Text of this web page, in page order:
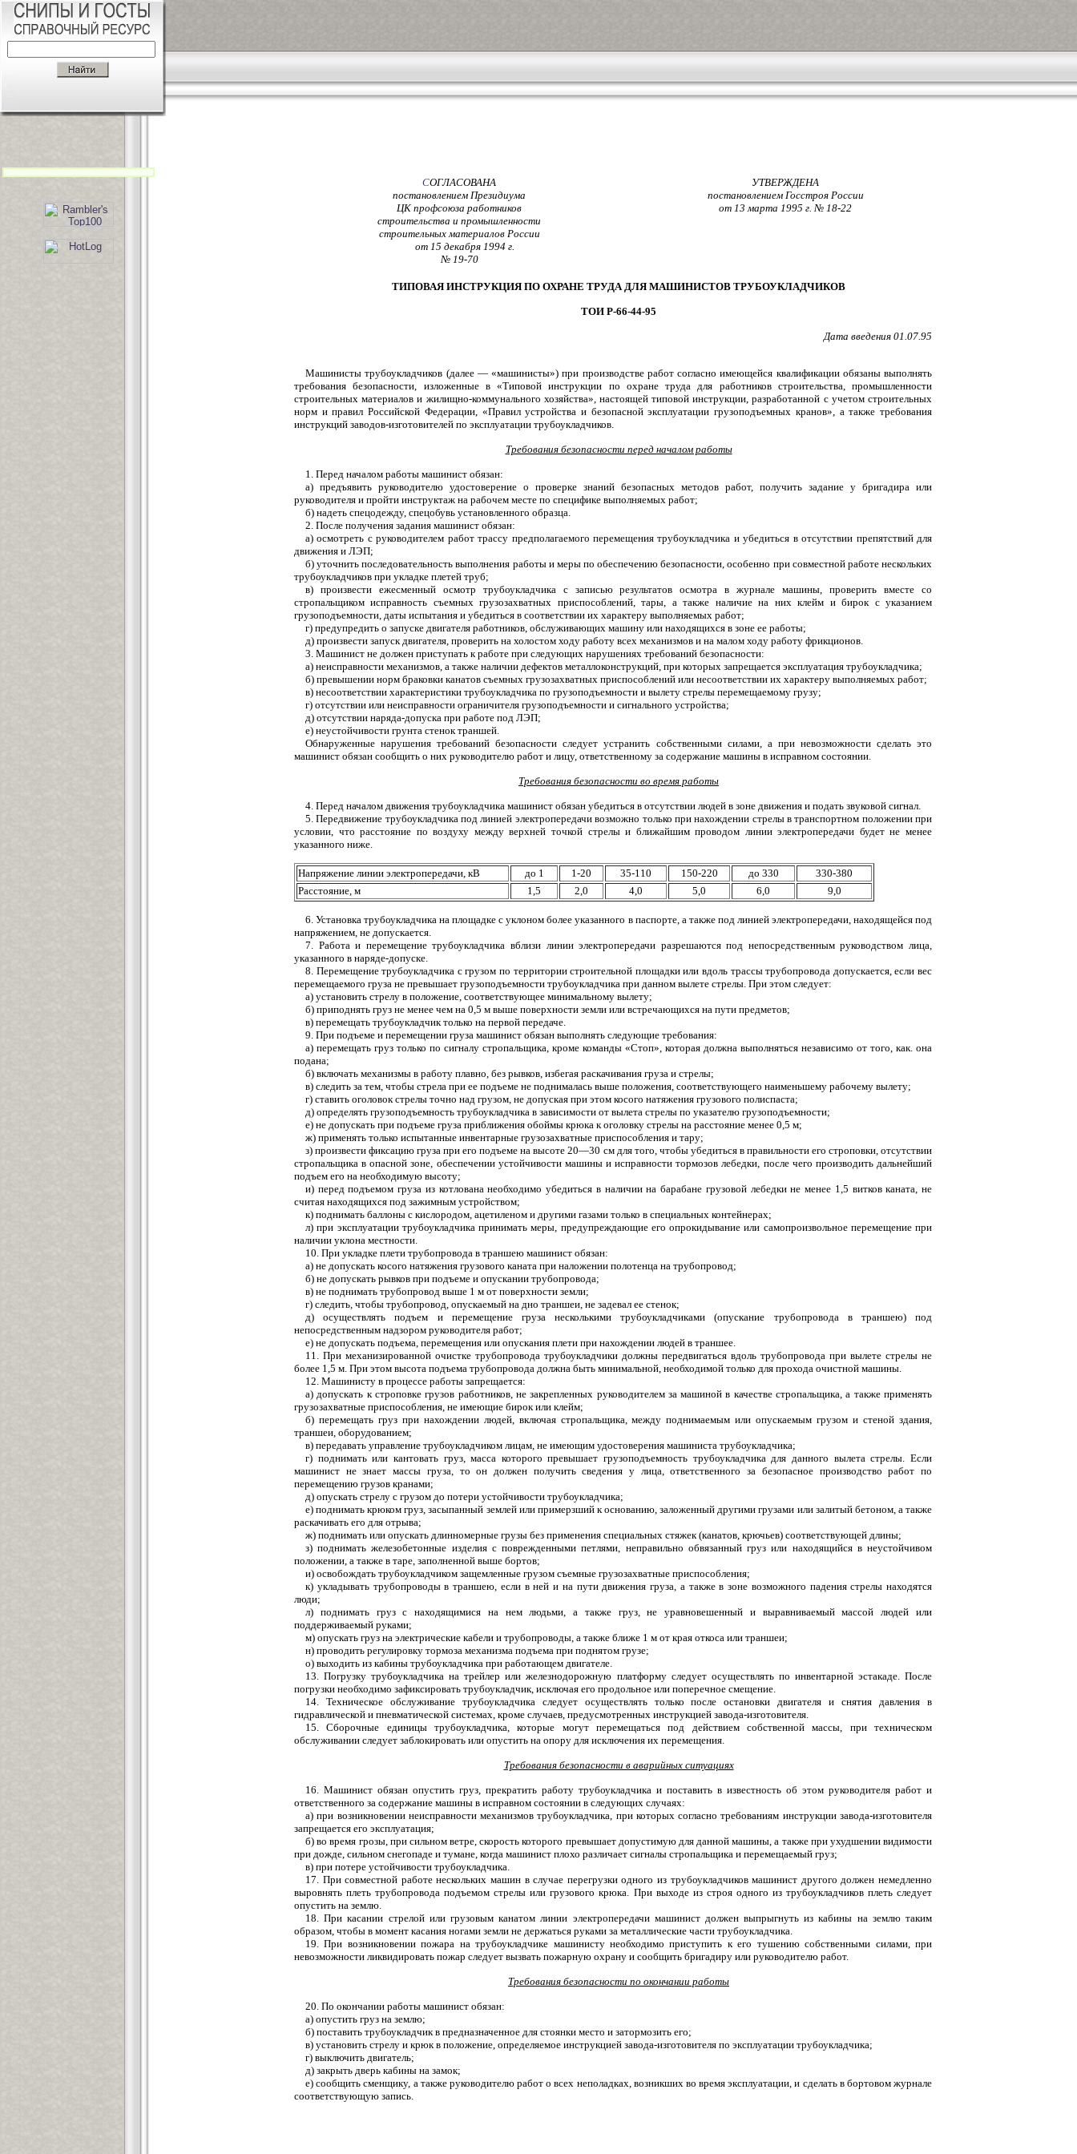
СОГЛАСОВАНА
постановлением Президиума
ЦК профсоюза работников
строительства и промышленности
строительных материалов России
от 15 декабря 1994 г.
№ 19-70
УТВЕРЖДЕНА
постановлением Госстроя России
от 13 марта 1995 г. № 18-22
ТИПОВАЯ ИНСТРУКЦИЯ ПО ОХРАНЕ ТРУДА ДЛЯ МАШИНИСТОВ ТРУБОУКЛАДЧИКОВ
ТОИ Р-66-44-95
Дата введения 01.07.95
Машинисты трубоукладчиков (далее — «машинисты») при производстве работ согласно имеющейся квалификации обязаны выполнять
требования безопасности, изложенные в «Типовой инструкции по охране труда для работников строительства, промышленности
строительных материалов и жилищно-коммунального хозяйства», настоящей типовой инструкции, разработанной с учетом строительных
норм и правил Российской Федерации, «Правил устройства и безопасной эксплуатации грузоподъемных кранов», а также требования
инструкций заводов-изготовителей по эксплуатации трубоукладчиков.
Требования безопасности перед началом работы
1. Перед началом работы машинист обязан:
а) предъявить руководителю удостоверение о проверке знаний безопасных методов работ, получить задание у бригадира или
руководителя и пройти инструктаж на рабочем месте по специфике выполняемых работ;
б) надеть спецодежду, спецобувь установленного образца.
2. После получения задания машинист обязан:
а) осмотреть с руководителем работ трассу предполагаемого перемещения трубоукладчика и убедиться в отсутствии препятствий для
движения и ЛЭП;
б) уточнить последовательность выполнения работы и меры по обеспечению безопасности, особенно при совместной работе нескольких
трубоукладчиков при укладке плетей труб;
в) произвести ежесменный осмотр трубоукладчика с записью результатов осмотра в журнале машины, проверить вместе со
стропальщиком исправность съемных грузозахватных приспособлений, тары, а также наличие на них клейм и бирок с указанием
грузоподъемности, даты испытания и убедиться в соответствии их характеру выполняемых работ;
г) предупредить о запуске двигателя работников, обслуживающих машину или находящихся в зоне ее работы;
д) произвести запуск двигателя, проверить на холостом ходу работу всех механизмов и на малом ходу работу фрикционов.
3. Машинист не должен приступать к работе при следующих нарушениях требований безопасности:
а) неисправности механизмов, а также наличии дефектов металлоконструкций, при которых запрещается эксплуатация трубоукладчика;
б) превышении норм браковки канатов съемных грузозахватных приспособлений или несоответствии их характеру выполняемых работ;
в) несоответствии характеристики трубоукладчика по грузоподъемности и вылету стрелы перемещаемому грузу;
г) отсутствии или неисправности ограничителя грузоподъемности и сигнального устройства;
д) отсутствии наряда-допуска при работе под ЛЭП;
е) неустойчивости грунта стенок траншей.
Обнаруженные нарушения требований безопасности следует устранить собственными силами, а при невозможности сделать это
машинист обязан сообщить о них руководителю работ и лицу, ответственному за содержание машины в исправном состоянии.
Требования безопасности во время работы
4. Перед началом движения трубоукладчика машинист обязан убедиться в отсутствии людей в зоне движения и подать звуковой сигнал.
5. Передвижение трубоукладчика под линией электропередачи возможно только при нахождении стрелы в транспортном положении при
условии, что расстояние по воздуху между верхней точкой стрелы и ближайшим проводом линии электропередачи будет не менее
указанного ниже.
Напряжение линии электропередачи, кВ до 1 1-20 35-110 150-220 до 330
330-380
Расстояние, м
1,5 2,0 4,0 5,0 6,0 9,0
6. Установка трубоукладчика на площадке с уклоном более указанного в паспорте, а также под линией электропередачи, находящейся под
напряжением, не допускается.
7. Работа и перемещение трубоукладчика вблизи линии электропередачи разрешаются под непосредственным руководством лица,
указанного в наряде-допуске.
8. Перемещение трубоукладчика с грузом по территории строительной площадки или вдоль трассы трубопровода допускается, если вес
перемещаемого груза не превышает грузоподъемности трубоукладчика при данном вылете стрелы. При этом следует:
а) установить стрелу в положение, соответствующее минимальному вылету;
б) приподнять груз не менее чем на 0,5 м выше поверхности земли или встречающихся на пути предметов;
в) перемещать трубоукладчик только на первой передаче.
9. При подъеме и перемещении груза машинист обязан выполнять следующие требования:
а) перемещать груз только по сигналу стропальщика, кроме команды «Стоп», которая должна выполняться независимо от того, как. она
подана;
б) включать механизмы в работу плавно, без рывков, избегая раскачивания груза и стрелы;
в) следить за тем, чтобы стрела при ее подъеме не поднималась выше положения, соответствующего наименьшему рабочему вылету;
г) ставить оголовок стрелы точно над грузом, не допуская при этом косого натяжения грузового полиспаста;
д) определять грузоподъемность трубоукладчика в зависимости от вылета стрелы по указателю грузоподъемности;
е) не допускать при подъеме груза приближения обоймы крюка к оголовку стрелы на расстояние менее 0,5 м;
ж) применять только испытанные инвентарные грузозахватные приспособления и тару;
з) произвести фиксацию груза при его подъеме на высоте 20—30 см для того, чтобы убедиться в правильности его строповки, отсутствии
стропальщика в опасной зоне, обеспечении устойчивости машины и исправности тормозов лебедки, после чего производить дальнейший
подъем его на необходимую высоту;
и) перед подъемом груза из котлована необходимо убедиться в наличии на барабане грузовой лебедки не менее 1,5 витков каната, не
считая находящихся под зажимным устройством;
к) поднимать баллоны с кислородом, ацетиленом и другими газами только в специальных контейнерах;
л) при эксплуатации трубоукладчика принимать меры, предупреждающие его опрокидывание или самопроизвольное перемещение при
наличии уклона местности.
10. При укладке плети трубопровода в траншею машинист обязан:
а) не допускать косого натяжения грузового каната при наложении полотенца на трубопровод;
б) не допускать рывков при подъеме и опускании трубопровода;
в) не поднимать трубопровод выше 1 м от поверхности земли;
г) следить, чтобы трубопровод, опускаемый на дно траншеи, не задевал ее стенок;
д) осуществлять подъем и перемещение груза несколькими трубоукладчиками (опускание трубопровода в траншею) под
непосредственным надзором руководителя работ;
е) не допускать подъема, перемещения или опускания плети при нахождении людей в траншее.
11. При механизированной очистке трубопровода трубоукладчики должны передвигаться вдоль трубопровода при вылете стрелы не
более 1,5 м. При этом высота подъема трубопровода должна быть минимальной, необходимой только для прохода очистной машины.
12. Машинисту в процессе работы запрещается:
а) допускать к строповке грузов работников, не закрепленных руководителем за машиной в качестве стропальщика, а также применять
грузозахватные приспособления, не имеющие бирок или клейм;
б) перемещать груз при нахождении людей, включая стропальщика, между поднимаемым или опускаемым грузом и стеной здания,
траншеи, оборудованием;
в) передавать управление трубоукладчиком лицам, не имеющим удостоверения машиниста трубоукладчика;
г) поднимать или кантовать груз, масса которого превышает грузоподъемность трубоукладчика для данного вылета стрелы. Если
машинист не знает массы груза, то он должен получить сведения у лица, ответственного за безопасное производство работ по
перемещению грузов кранами;
д) опускать стрелу с грузом до потери устойчивости трубоукладчика;
е) поднимать крюком груз, засыпанный землей или примерзший к основанию, заложенный другими грузами или залитый бетоном, а также
раскачивать его для отрыва;
ж) поднимать или опускать длинномерные грузы без применения специальных стяжек (канатов, крючьев) соответствующей длины;
з) поднимать железобетонные изделия с поврежденными петлями, неправильно обвязанный груз или находящийся в неустойчивом
положении, а также в таре, заполненной выше бортов;
и) освобождать трубоукладчиком защемленные грузом съемные грузозахватные приспособления;
к) укладывать трубопроводы в траншею, если в ней и на пути движения груза, а также в зоне возможного падения стрелы находятся
люди;
л) поднимать груз с находящимися на нем людьми, а также груз, не уравновешенный и выравниваемый массой людей или
поддерживаемый руками;
м) опускать груз на электрические кабели и трубопроводы, а также ближе 1 м от края откоса или траншеи;
н) проводить регулировку тормоза механизма подъема при поднятом грузе;
о) выходить из кабины трубоукладчика при работающем двигателе.
13. Погрузку трубоукладчика на трейлер или железнодорожную платформу следует осуществлять по инвентарной эстакаде. После
погрузки необходимо зафиксировать трубоукладчик, исключая его продольное или поперечное смещение.
14. Техническое обслуживание трубоукладчика следует осуществлять только после остановки двигателя и снятия давления в
гидравлической и пневматической системах, кроме случаев, предусмотренных инструкцией завода-изготовителя.
15. Сборочные единицы трубоукладчика, которые могут перемещаться под действием собственной массы, при техническом
обслуживании следует заблокировать или опустить на опору для исключения их перемещения.
Требования безопасности в аварийных ситуациях
16. Машинист обязан опустить груз, прекратить работу трубоукладчика и поставить в известность об этом руководителя работ и
ответственного за содержание машины в исправном состоянии в следующих случаях:
а) при возникновении неисправности механизмов трубоукладчика, при которых согласно требованиям инструкции завода-изготовителя
запрещается его эксплуатация;
б) во время грозы, при сильном ветре, скорость которого превышает допустимую для данной машины, а также при ухудшении видимости
при дожде, сильном снегопаде и тумане, когда машинист плохо различает сигналы стропальщика и перемещаемый груз;
в) при потере устойчивости трубоукладчика.
17. При совместной работе нескольких машин в случае перегрузки одного из трубоукладчиков машинист другого должен немедленно
выровнять плеть трубопровода подъемом стрелы или грузового крюка. При выходе из строя одного из трубоукладчиков плеть следует
опустить на землю.
18. При касании стрелой или грузовым канатом линии электропередачи машинист должен выпрыгнуть из кабины на землю таким
образом, чтобы в момент касания ногами земли не держаться руками за металлические части трубоукладчика.
19. При возникновении пожара на трубоукладчике машинисту необходимо приступить к его тушению собственными силами, при
невозможности ликвидировать пожар следует вызвать пожарную охрану и сообщить бригадиру или руководителю работ.
Требования безопасности по окончании работы
20. По окончании работы машинист обязан:
а) опустить груз на землю;
б) поставить трубоукладчик в предназначенное для стоянки место и затормозить его;
в) установить стрелу и крюк в положение, определяемое инструкцией завода-изготовителя по эксплуатации трубоукладчика;
г) выключить двигатель;
д) закрыть дверь кабины на замок;
е) сообщить сменщику, а также руководителю работ о всех неполадках, возникших во время эксплуатации, и сделать в бортовом журнале
соответствующую запись.